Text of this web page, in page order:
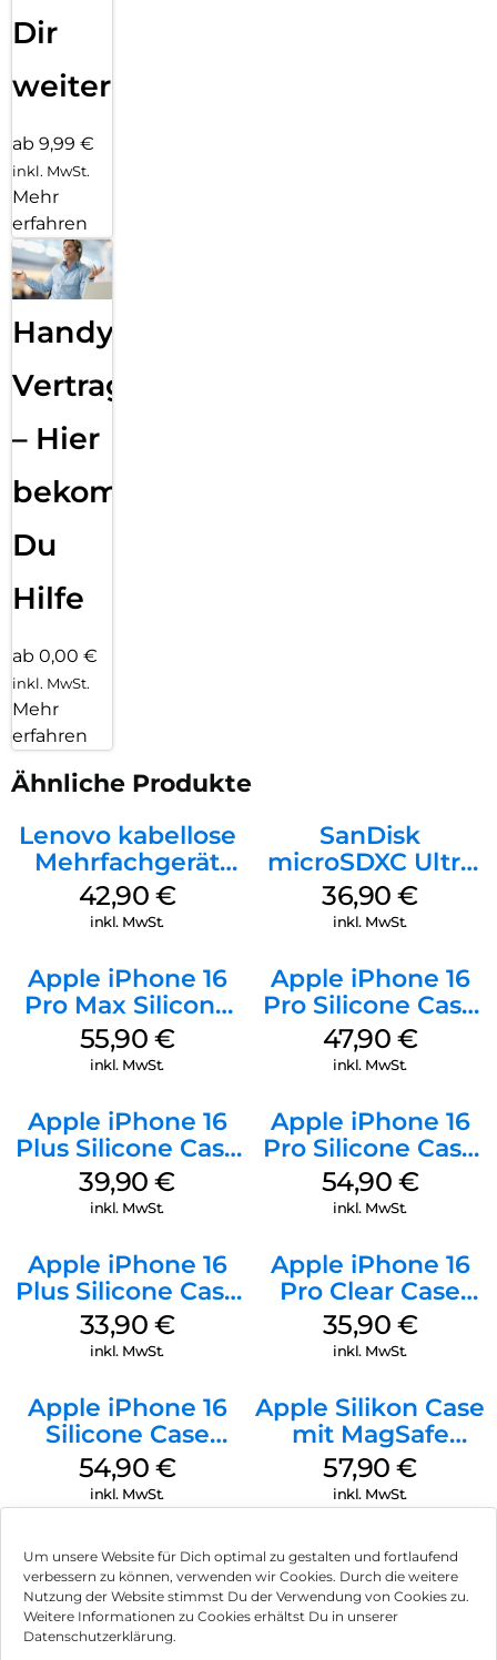
Um unsere Website für Dich optimal zu gestalten und fortlaufend
verbessern zu können, verwenden wir Cookies. Durch die weitere
Nutzung der Website stimmst Du der Verwendung von Cookies zu.
Weitere Informationen zu Cookies erhältst Du in unserer
Datenschutzerklärung.
Dir
weiter
ab 9,99 €
inkl. MwSt.
Mehr
erfahren
Handy
Vertragsabwicklung
– Hier
bekommst
Du
Hilfe
ab 0,00 €
inkl. MwSt.
Mehr
erfahren
Ähnliche Produkte
Lenovo kabellose
Mehrfachgerät
Luna Grey
42,90 €
inkl. MwSt.
SanDisk
microSDXC Ultra
128 GB + Adapter
Mobile
36,90€
inkl. MwSt.
Apple iPhone 16
Pro Max Silicone
Case MagSafe
Stone Gray
55,90 €
inkl. MwSt.
Apple iPhone 16
Pro Silicone Case
MagSafe Denim
47,90 €
inkl. MwSt.
Apple iPhone 16
Plus Silicone Case
MagSafe Plum
39,90€
inkl. MwSt.
Apple iPhone 16
Pro Silicone Case
MagSafe Black
54,90 €
inkl. MwSt.
Apple iPhone 16
Plus Silicone Case
MagSafe Lake
Green
33,90 €
inkl. MwSt.
Apple iPhone 16
Pro Clear Case
MagSafe
Transparent
35,90 €
inkl. MwSt.
Apple iPhone 16
Silicone Case
MagSafe Lake
Green
54,90 €
inkl. MwSt.
Apple Silikon Case
mit MagSafe
iPhone 14 Pro
(PRODUCT)RED
57,90€
inkl. MwSt.
Impressum